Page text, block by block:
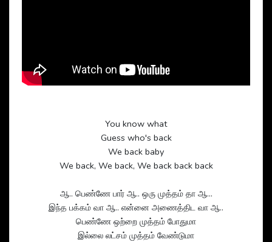
You know what
Guess who's back
We back baby
We back, We back, We back back back
ஆ.. பெண்ணே பார் ஆ.. ஒரு முத்தம் தா ஆ…
இந்த பக்கம் வா ஆ.. என்னை அணைத்திட வா ஆ..
பெண்ணே ஒற்றை முத்தம் போதுமா
இல்லை லட்சம் முத்தம் வேண்டுமா